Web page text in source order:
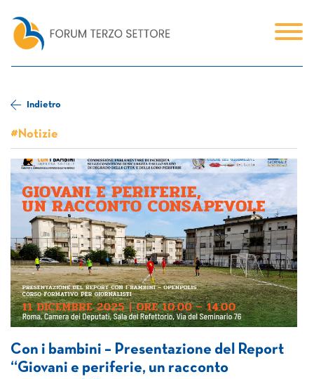
Indietro
#Notizie
Con i bambini – Presentazione del Report
“Giovani e periferie, un racconto